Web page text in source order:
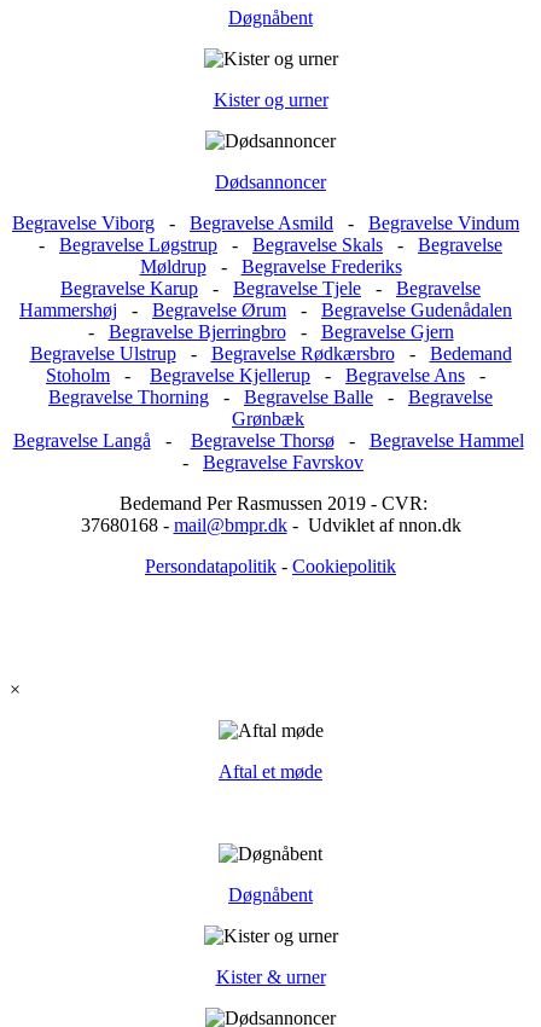
Døgnåbent
Kister og urner
Dødsannoncer
Begravelse Viborg - Begravelse Asmild - Begravelse Vindum
- Begravelse Løgstrup - Begravelse Skals - Begravelse
Møldrup- Begravelse Frederiks
Begravelse Karup - Begravelse Tjele - Begravelse
Hammershøj - Begravelse Ørum - Begravelse Gudenådalen
- Begravelse Bjerringbro- Begravelse Gjern
Begravelse Ulstrup- Begravelse Rødkærsbro- Bedemand
Stoholm - Begravelse Kjellerup - Begravelse Ans -
Begravelse Thorning - Begravelse Balle - Begravelse
Grønbæk
Begravelse Langå - Begravelse Thorsø- Begravelse Hammel
- Begravelse Favrskov
Bedemand Per Rasmussen 2019 - CVR:
37680168 - mail@bmpr.dk- Udviklet af nnon.dk
Persondatapolitik - Cookiepolitik
×
Aftal et møde
Døgnåbent
Kister & urner